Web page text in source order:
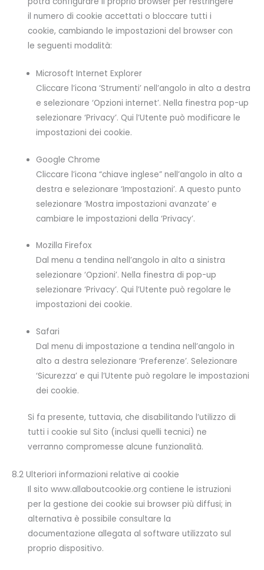
il numero di cookie accettati o bloccare tutti i
cookie, cambiando le impostazioni del browser con
le seguenti modalità:
Microsoft Internet Explorer
Cliccare l’icona ‘Strumenti’ nell’angolo in alto a destra
e selezionare ‘Opzioni internet’. Nella finestra pop-up
selezionare ‘Privacy’. Qui l’Utente può modificare le
impostazioni dei cookie.
Google Chrome
Cliccare l’icona “chiave inglese” nell’angolo in alto a
destra e selezionare ‘Impostazioni’. A questo punto
selezionare ‘Mostra impostazioni avanzate’ e
cambiare le impostazioni della ‘Privacy’.
Mozilla Firefox
Dal menu a tendina nell’angolo in alto a sinistra
selezionare ‘Opzioni’. Nella finestra di pop-up
selezionare ‘Privacy’. Qui l’Utente può regolare le
impostazioni dei cookie.
Safari
Dal menu di impostazione a tendina nell’angolo in
alto a destra selezionare ‘Preferenze’. Selezionare
‘Sicurezza’ e qui l’Utente può regolare le impostazioni
dei cookie.
Si fa presente, tuttavia, che disabilitando l’utilizzo di
tutti i cookie sul Sito (inclusi quelli tecnici) ne
verranno compromesse alcune funzionalità.
8.2 Ulteriori informazioni relative ai cookie
Il sito www.allaboutcookie.org contiene le istruzioni
per la gestione dei cookie sui browser più diffusi; in
alternativa è possibile consultare la
documentazione allegata al software utilizzato sul
proprio dispositivo.